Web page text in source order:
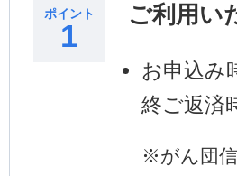
ポイント
1
ご利用い
お申込み
終ご返済
※がん団